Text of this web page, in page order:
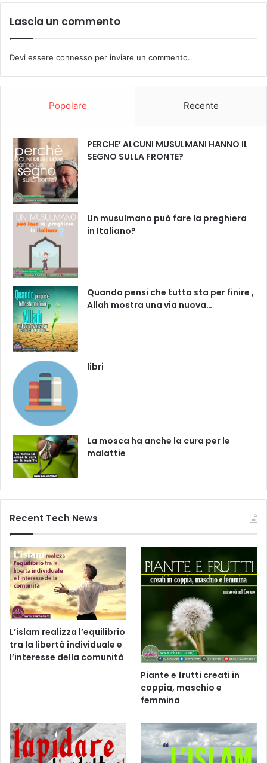
Lascia un commento
Devi essere connesso per inviare un commento.
Popolare Recente
PERCHE’ ALCUNI MUSULMANI HANNO IL
SEGNO SULLA FRONTE?
Un musulmano può fare la preghiera
in Italiano?
Quando pensi che tutto sta per finire ,
Allah mostra una via nuova…
libri
La mosca ha anche la cura per le
malattie
Recent Tech News
L’islam realizza l’equilibrio
tra la libertà individuale e
l’interesse della comunità
Piante e frutti creati in
coppia, maschio e
femmina